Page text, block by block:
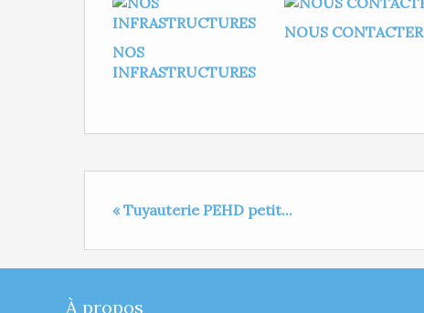
NOS
INFRASTRUCTURES
NOUS CONTACTER
« Tuyauterie PEHD petit...
À propos